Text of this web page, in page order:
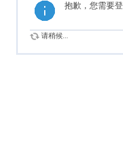
抱歉，您需要
请稍候...